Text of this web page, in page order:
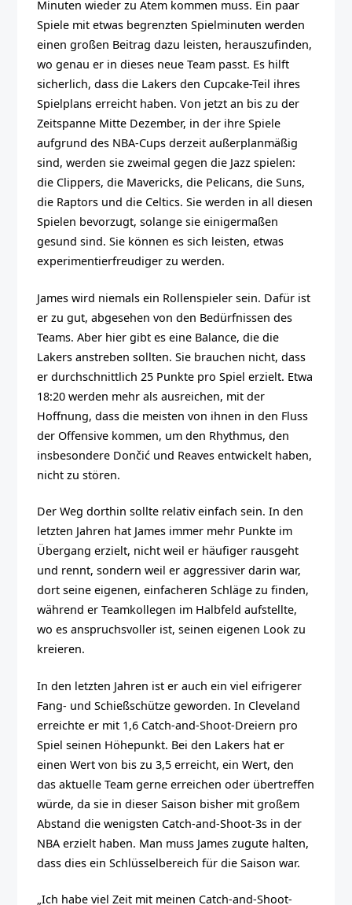
Minuten wieder zu Atem kommen muss. Ein paar
Spiele mit etwas begrenzten Spielminuten werden
einen großen Beitrag dazu leisten, herauszufinden,
wo genau er in dieses neue Team passt. Es hilft
sicherlich, dass die Lakers den Cupcake-Teil ihres
Spielplans erreicht haben. Von jetzt an bis zu der
Zeitspanne Mitte Dezember, in der ihre Spiele
aufgrund des NBA-Cups derzeit außerplanmäßig
sind, werden sie zweimal gegen die Jazz spielen:
die Clippers, die Mavericks, die Pelicans, die Suns,
die Raptors und die Celtics. Sie werden in all diesen
Spielen bevorzugt, solange sie einigermaßen
gesund sind. Sie können es sich leisten, etwas
experimentierfreudiger zu werden.
James wird niemals ein Rollenspieler sein. Dafür ist
er zu gut, abgesehen von den Bedürfnissen des
Teams. Aber hier gibt es eine Balance, die die
Lakers anstreben sollten. Sie brauchen nicht, dass
er durchschnittlich 25 Punkte pro Spiel erzielt. Etwa
18:20 werden mehr als ausreichen, mit der
Hoffnung, dass die meisten von ihnen in den Fluss
der Offensive kommen, um den Rhythmus, den
insbesondere Dončić und Reaves entwickelt haben,
nicht zu stören.
Der Weg dorthin sollte relativ einfach sein. In den
letzten Jahren hat James immer mehr Punkte im
Übergang erzielt, nicht weil er häufiger rausgeht
und rennt, sondern weil er aggressiver darin war,
dort seine eigenen, einfacheren Schläge zu finden,
während er Teamkollegen im Halbfeld aufstellte,
wo es anspruchsvoller ist, seinen eigenen Look zu
kreieren.
In den letzten Jahren ist er auch ein viel eifrigerer
Fang- und Schießschütze geworden. In Cleveland
erreichte er mit 1,6 Catch-and-Shoot-Dreiern pro
Spiel seinen Höhepunkt. Bei den Lakers hat er
einen Wert von bis zu 3,5 erreicht, ein Wert, den
das aktuelle Team gerne erreichen oder übertreffen
würde, da sie in dieser Saison bisher mit großem
Abstand die wenigsten Catch-and-Shoot-3s in der
NBA erzielt haben. Man muss James zugute halten,
dass dies ein Schlüsselbereich für die Saison war.
„Ich habe viel Zeit mit meinen Catch-and-Shoot-